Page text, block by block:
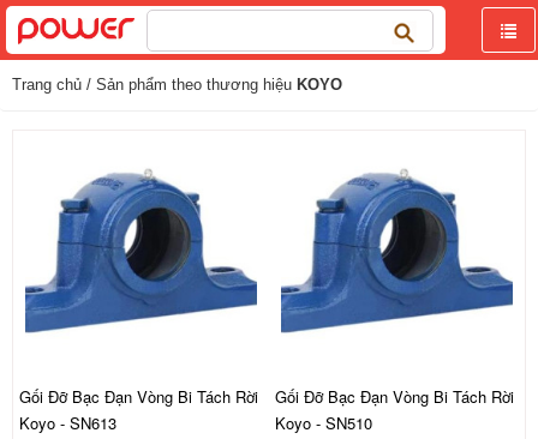
Tìm
kiếm
Trang chủ / Sản phẩm theo thương hiệu KOYO
Gối Đỡ Bạc Đạn Vòng Bi Tách Rời
Koyo - SN613
Gối Đỡ Bạc Đạn Vòng Bi Tách Rời
Koyo - SN510